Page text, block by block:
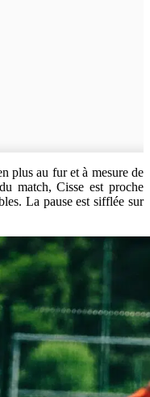
plus au fur et à mesure de
match, Cisse est proche
La pause est sifflée sur